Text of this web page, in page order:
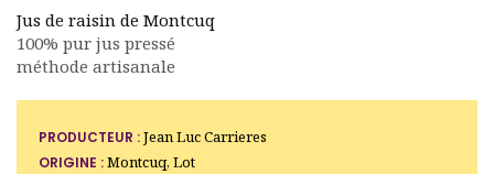
Jus de raisin de Montcuq
100% pur jus pressé
méthode artisanale
PRODUCTEUR :Jean Luc Carrieres
ORIGINE :Montcuq, Lot